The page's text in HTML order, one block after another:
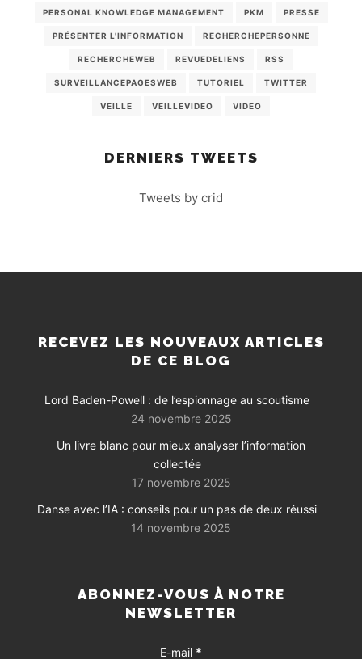
PERSONAL KNOWLEDGE MANAGEMENT PKM PRESSE
PRÉSENTER L'INFORMATION RECHERCHEPERSONNE
RECHERCHEWEB REVUEDELIENS RSS
SURVEILLANCEPAGESWEB TUTORIEL TWITTER
VEILLE VEILLEVIDEO VIDEO
DERNIERS TWEETS
Tweets by crid
RECEVEZ LES NOUVEAUX ARTICLES
DE CE BLOG
Lord Baden-Powell : de l’espionnage au scoutisme
24 novembre 2025
Un livre blanc pour mieux analyser l’information
collectée
17 novembre 2025
Danse avec l’IA : conseils pour un pas de deux réussi
14 novembre 2025
ABONNEZ-VOUS À NOTRE
NEWSLETTER
E-mail *